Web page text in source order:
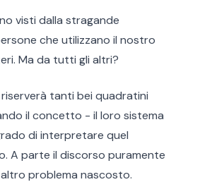
visti dalla stragande
che utilizzano il nostro
Ma da tutti gli altri?
tanti bei quadratini
il concetto - il loro sistema
di interpretare quel
A parte il discorso puramente
problema nascosto.